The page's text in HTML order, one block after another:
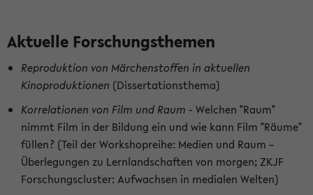
Aktuelle Forschungsthemen
Reproduktion von Märchenstoffen in aktuellen
Kinoproduktionen (Dissertationsthema)
Korrelationen von Film und Raum - Welchen "Raum"
nimmt Film in der Bildung ein und wie kann Film "Räume"
füllen? (Teil der Workshopreihe: Medien und Raum –
Überlegungen zu Lernlandschaften von morgen; ZKJF
Forschungscluster: Aufwachsen in medialen Welten)